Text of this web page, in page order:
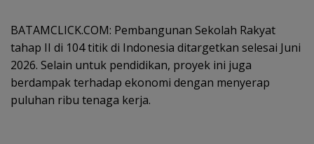
BATAMCLICK.COM: Pembangunan Sekolah Rakyat
tahap II di 104 titik di Indonesia ditargetkan selesai Juni
2026. Selain untuk pendidikan, proyek ini juga
berdampak terhadap ekonomi dengan menyerap
puluhan ribu tenaga kerja.